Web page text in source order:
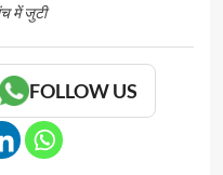
में जुटी
FOLLOW US